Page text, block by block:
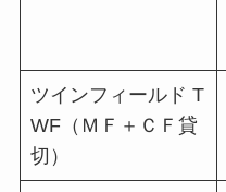
ツインフィールド T
WF（ＭＦ＋ＣＦ貸
切）